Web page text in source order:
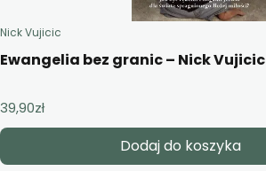
Nick Vujicic
Ewangelia bez granic – Nick Vujicic
39,90zł
Dodaj do koszyka